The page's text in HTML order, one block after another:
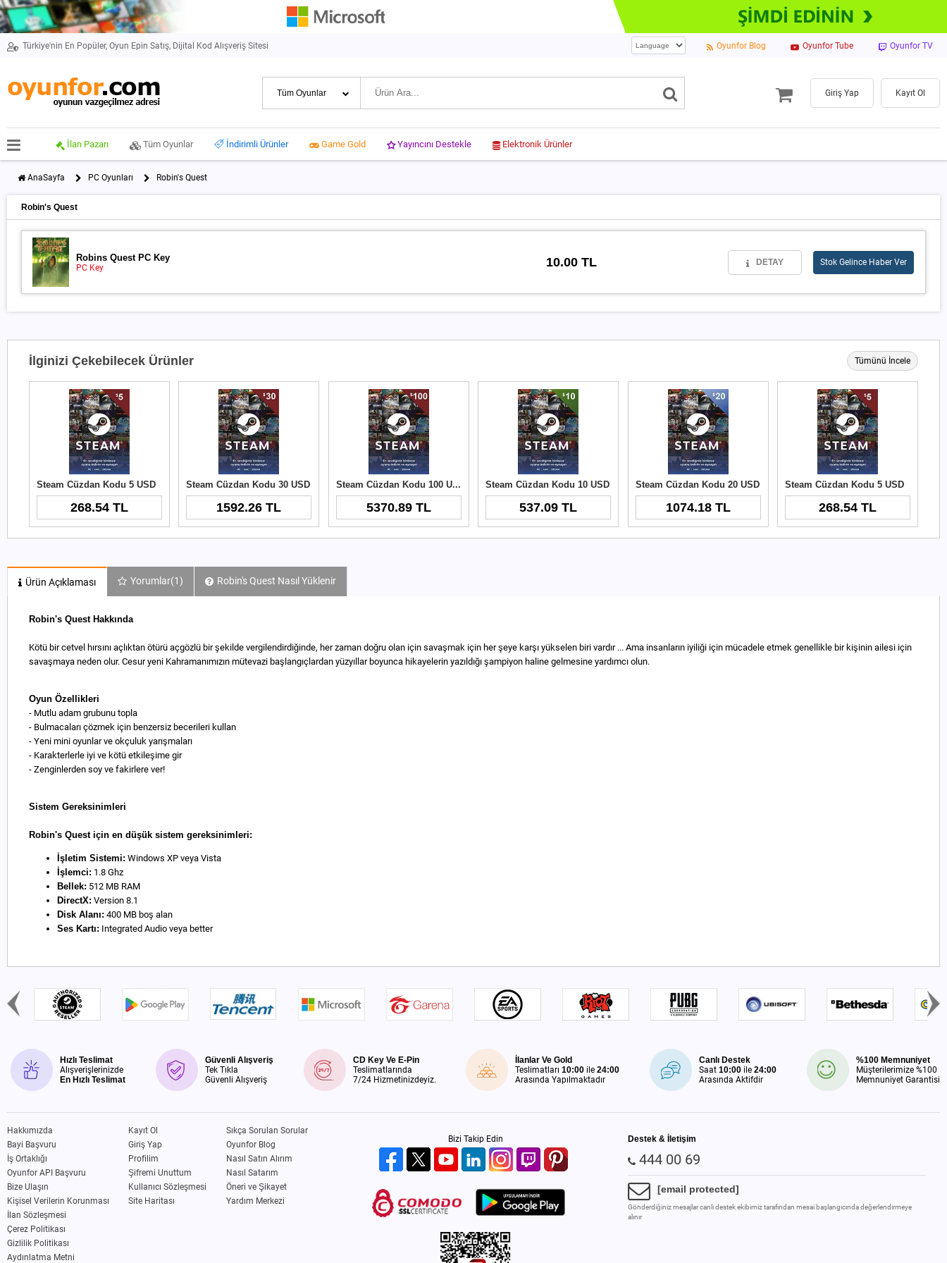
Türkiye'nin En Popüler, Oyun Epin Satış, Dijital Kod Alışveriş Sitesi Oyunfor Blog Oyunfor Tube Oyunfor TV
Giriş Yap Kayıt Ol
İlan Pazarı Tüm Oyunlar İndirimli Ürünler Game Gold Yayıncını Destekle Elektronik Ürünler
AnaSayfa PC Oyunları Robin's Quest
Robin's Quest
Robins Quest PC Key
PC Key 10.00 TL DETAY Stok Gelince Haber Ver
İlginizi Çekebilecek Ürünler Tümünü İncele
Steam Cüzdan Kodu 5 USD
268.54 TL
Steam Cüzdan Kodu 30 USD
1592.26 TL
Steam Cüzdan Kodu 100 USD
5370.89 TL
Steam Cüzdan Kodu 10 USD
537.09 TL
Steam Cüzdan Kodu 20 USD
1074.18 TL
Steam Cüzdan Kodu 5 USD
268.54 TL
Ürün Açıklaması Yorumlar(1) Robin's Quest Nasıl Yüklenir
Robin's Quest Hakkında
Kötü bir cetvel hırsını açlıktan ötürü açgözlü bir şekilde vergilendirdiğinde, her zaman doğru olan için savaşmak için her şeye karşı yükselen biri vardır ... Ama insanların iyiliği için mücadele etmek genellikle bir kişinin ailesi için
savaşmaya neden olur. Cesur yeni Kahramanımızın mütevazi başlangıçlardan yüzyıllar boyunca hikayelerin yazıldığı şampiyon haline gelmesine yardımcı olun.
Oyun Özellikleri
- Mutlu adam grubunu topla
- Bulmacaları çözmek için benzersiz becerileri kullan
- Yeni mini oyunlar ve okçuluk yarışmaları
- Karakterlerle iyi ve kötü etkileşime gir
- Zenginlerden soy ve fakirlere ver!
Sistem Gereksinimleri
Robin's Quest için en düşük sistem gereksinimleri:
İşletim Sistemi: Windows XP veya Vista
İşlemci: 1.8 Ghz
Bellek: 512 MB RAM
DirectX: Version 8.1
Disk Alanı: 400 MB boş alan
Ses Kartı: Integrated Audio veya better
Hızlı Teslimat
Alışverişlerinizde
En Hızlı Teslimat
Güvenli Alışveriş
Tek Tıkla
Güvenli Alışveriş
CD Key Ve E-Pin
Teslimatlarında
7/24 Hizmetinizdeyiz.
İlanlar Ve Gold
Teslimatları10:00 ile24:00
Arasında Yapılmaktadır
Canlı Destek
Saat10:00 ile24:00
Arasında Aktifdir
%100 Memnuniyet
Müşterilerimize %100
Memnuniyet Garantisi
Hakkımızda
Bayi Başvuru
İş Ortaklığı
Oyunfor API Başvuru
Bize Ulaşın
Kişisel Verilerin Korunması
İlan Sözleşmesi
Çerez Politikası
Gizlilik Politikası
Aydınlatma Metni
Kayıt Ol
Giriş Yap
Profilim
Şifremi Unuttum
Kullanıcı Sözleşmesi
Site Haritası
Sıkça Sorulan Sorular
Oyunfor Blog
Nasıl Satın Alırım
Nasıl Satarım
Öneri ve Şikayet
Yardım Merkezi
Bizi Takip Edin Destek & İletişim
444 00 69
[email protected]
Gönderdiğiniz mesajlar canlı destek ekibimiz tarafından mesai başlangıcında değerlendirmeye
alınır